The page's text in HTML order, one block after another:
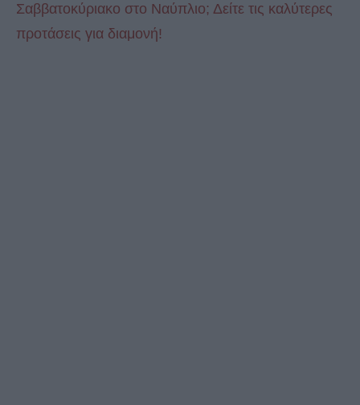
Σαββατοκύριακο στο Ναύπλιο; Δείτε τις καλύτερες
προτάσεις για διαμονή!